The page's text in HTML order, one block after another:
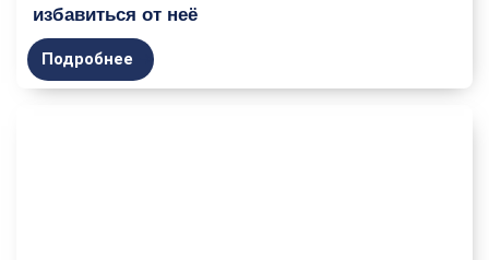
избавиться от неё
Подробнее